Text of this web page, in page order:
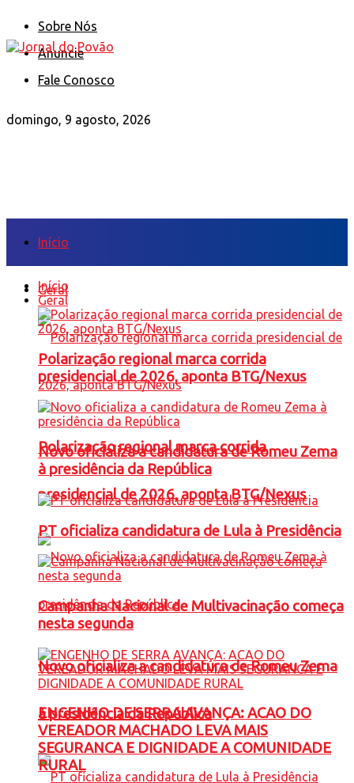
Sobre Nós
Anuncie
Fale Conosco
domingo, 9 agosto, 2026
Início
Geral
Polarização regional marca corrida
presidencial de 2026, aponta BTG/Nexus
Novo oficializa a candidatura de Romeu Zema
à presidência da República
Início
Geral
Polarização regional marca corrida
presidencial de 2026, aponta BTG/Nexus
Novo oficializa a candidatura de Romeu Zema
à presidência da República
PT oficializa candidatura de Lula à Presidência
Campanha Nacional de Multivacinação começa
nesta segunda
ENGENHO DE SERRA AVANÇA: ACAO DO
VEREADOR MACHADO LEVA MAIS
SEGURANCA E DIGNIDADE A COMUNIDADE
RURAL